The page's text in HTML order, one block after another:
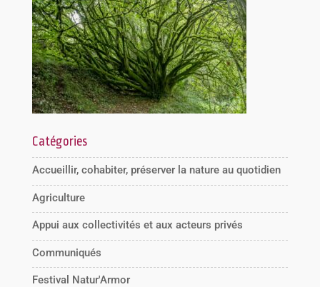
Catégories
Accueillir, cohabiter, préserver la nature au quotidien
Agriculture
Appui aux collectivités et aux acteurs privés
Communiqués
Festival Natur'Armor